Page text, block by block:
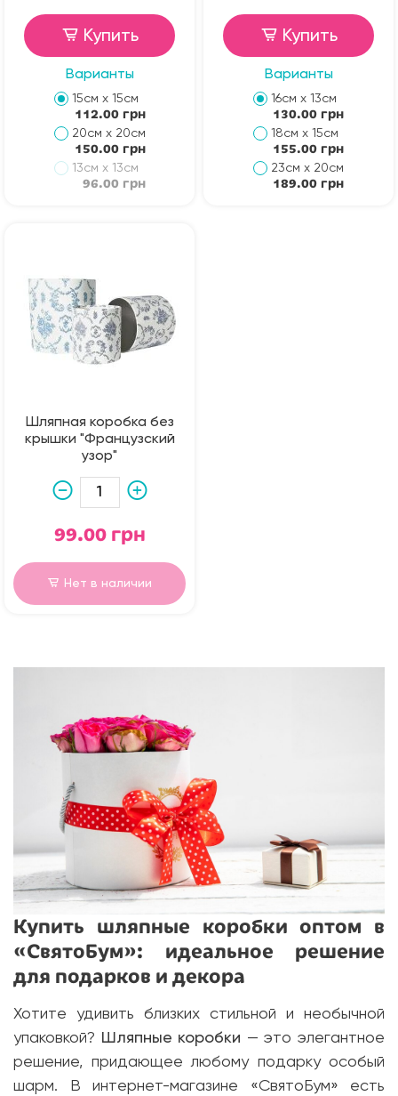
Купить
Варианты
15см х 15см
112.00 грн
20см х 20см
150.00 грн
13см х 13см
96.00 грн
Купить
Варианты
16см х 13см
130.00 грн
18см х 15см
155.00 грн
23см х 20см
189.00 грн
Шляпная коробка без
крышки "Французский
узор"
99.00 грн
Нет в наличии
Купить шляпные коробки оптом в
«СвятоБум»: идеальное решение
для подарков и декора
Хотите удивить близких стильной и необычной
упаковкой? Шляпные коробки — это элегантное
решение, придающее любому подарку особый
шарм. В интернет-магазине «СвятоБум» есть